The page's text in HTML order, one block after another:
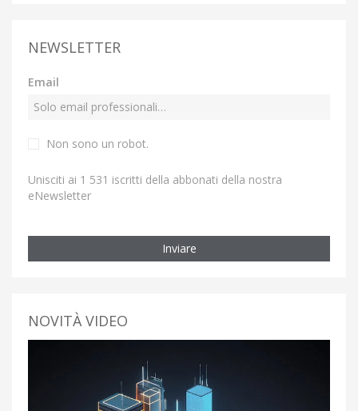
NEWSLETTER
Email
Non sono un robot.
Unisciti ai 1 531 iscritti della abbonati della nostra
eNewsletter
Inviare
NOVITÀ VIDEO